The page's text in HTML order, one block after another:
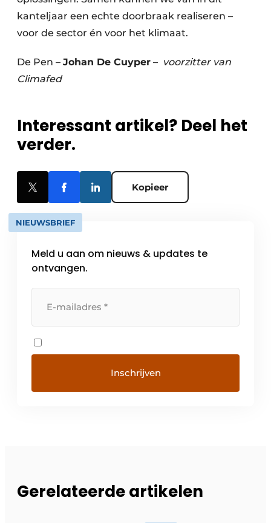
kanteljaar een echte doorbraak realiseren –
voor de sector én voor het klimaat.
De Pen – Johan De Cuyper – voorzitter van
Climafed
Interessant artikel? Deel het
verder.
Kopieer
NIEUWSBRIEF
Meld u aan om nieuws & updates te
ontvangen.
Gerelateerde artikelen